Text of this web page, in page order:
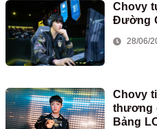
Chovy
Đường
28/06/
Chovy
thương
Bảng